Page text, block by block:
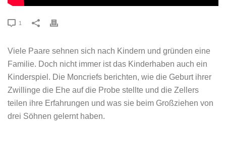
1
Viele Paare sehnen sich nach Kindern und gründen eine
Familie. Doch nicht immer ist das Kinderhaben auch ein
Kinderspiel. Die Moncriefs berichten, wie die Geburt ihrer
Zwillinge die Ehe auf die Probe stellte und die Zellers
teilen ihre Erfahrungen und was sie beim Großziehen von
drei Söhnen gelernt haben.